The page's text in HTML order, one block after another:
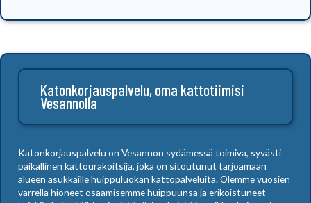
Katonkorjauspalvelu, oma kattotiimisi
Vesannolla
Katonkorjauspalvelu on Vesannon sydämessä toimiva, syvästi
paikallinen kattourakoitsija, joka on sitoutunut tarjoamaan
alueen asukkaille huippuluokan kattopalveluita. Olemme vuosien
varrella hioneet osaamisemme huippuunsa ja erikoistuneet